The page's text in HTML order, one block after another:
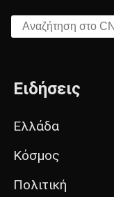
Αναζήτηση στο
Ειδήσεις
Ελλάδα
Κόσμος
Πολιτική